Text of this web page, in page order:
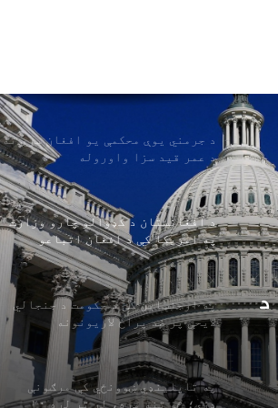
کسان وژلي دي
د جرمني یوې محکمې یو افغان سړي ته
د عمر قید سزا واوروله
د افغانستان د کډوالو چارو وزارت
په امریکا کې د افغان اتباعو
لپاره د لنډمهاله ساتنې پلان هرکلی
کوي
په ارجنټاین کې د حکومت د جنجالي
لایحې پر ضد پراخ لاریونونه
په تایلینډي ښوونځي کې مرګونې
ډزې؛ څو تنه مړه، لږ تر لږه ۲۰